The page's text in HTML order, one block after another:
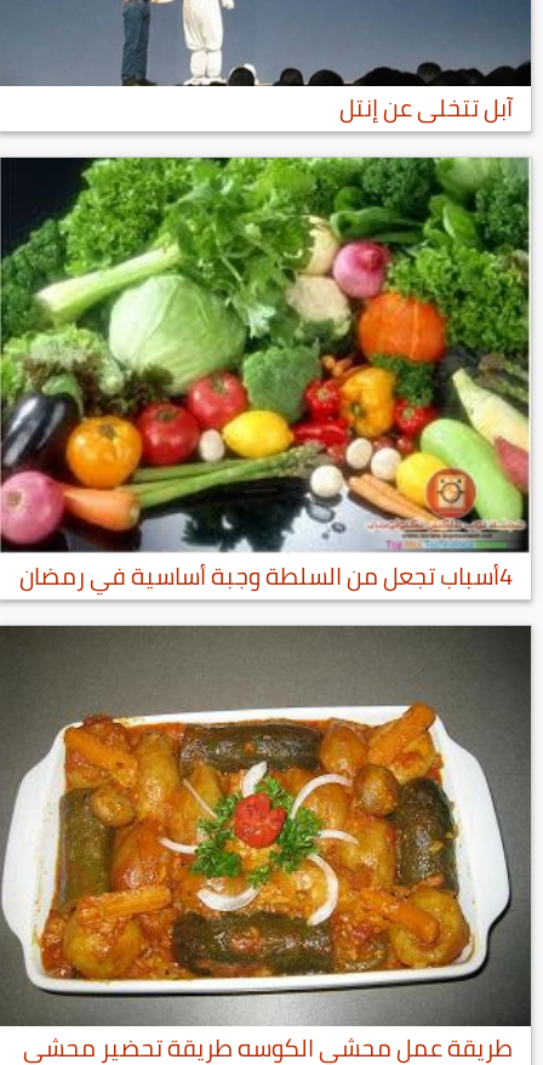
آبل تتخلى عن إنتل
4أسباب تجعل من السلطة وجبة أساسية في رمضان
طريقة عمل محشي الكوسه طريقة تحضير محشي